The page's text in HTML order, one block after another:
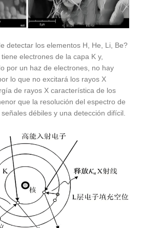
detectar los elementos H, He, Li, Be?
electrones de la capa K y,
por un haz de electrones, no hay
lo que no excitará los rayos X
de rayos X característica de los
que la resolución del espectro de
débiles y una detección difícil.